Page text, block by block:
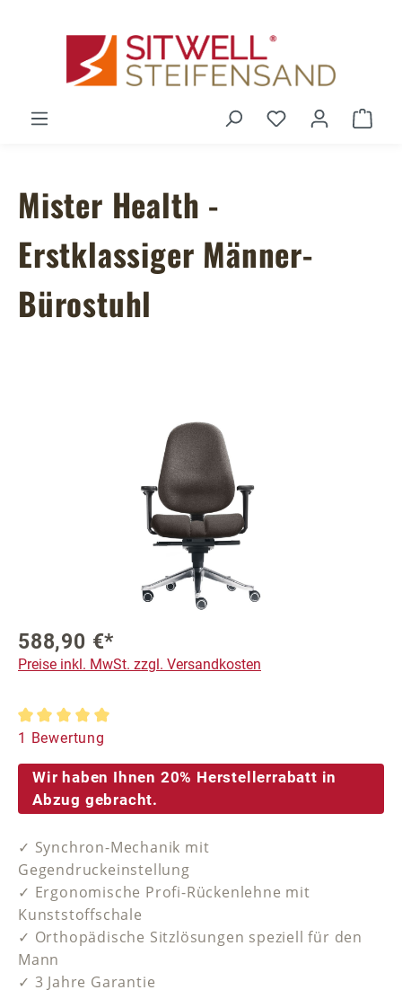
Du hast 0
Mister Health -
Erstklassiger Männer-
Bürostuhl
Bildergalerie überspringen
588,90 €*
Preise inkl. MwSt. zzgl. Versandkosten
Durchschnittliche Bewertung von 5 von 5 Sternen
1 Bewertung
Wir haben Ihnen 20% Herstellerrabatt in
Abzug gebracht.
✓ Synchron-Mechanik mit
Gegendruckeinstellung
✓ Ergonomische Profi-Rückenlehne mit
Kunststoffschale
✓ Orthopädische Sitzlösungen speziell für den
Mann
✓ 3 Jahre Garantie